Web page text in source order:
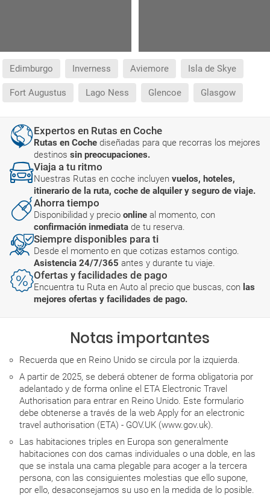
Edimburgo Inverness Aviemore Isla de Skye
Fort Augustus Lago Ness Glencoe Glasgow
Expertos en Rutas en Coche
Rutas en Coche diseñadas para que recorras los mejores
destinos sin preocupaciones.
Viaja a tu ritmo
Nuestras Rutas en coche incluyen vuelos, hoteles,
itinerario de la ruta, coche de alquiler y seguro de viaje.
Ahorra tiempo
Disponibilidad y precio online al momento, con
confirmación inmediata de tu reserva.
Siempre disponibles para ti
Desde el momento en que cotizas estamos contigo.
Asistencia 24/7/365 antes y durante tu viaje.
Ofertas y facilidades de pago
Encuentra tu Ruta en Auto al precio que buscas, con las
mejores ofertas y facilidades de pago.
Notas importantes
Recuerda que en Reino Unido se circula por la izquierda.
A partir de 2025, se deberá obtener de forma obligatoria por
adelantado y de forma online el ETA Electronic Travel
Authorisation para entrar en Reino Unido. Este formulario
debe obtenerse a través de la web Apply for an electronic
travel authorisation (ETA) - GOV.UK (www.gov.uk).
Las habitaciones triples en Europa son generalmente
habitaciones con dos camas individuales o una doble, en las
que se instala una cama plegable para acoger a la tercera
persona, con las consiguientes molestias que ello supone,
por ello, desaconsejamos su uso en la medida de lo posible.